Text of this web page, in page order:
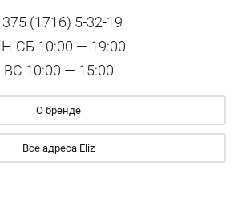
(1716) 5-32-19
СБ 10:00 — 19:00
ВС 10:00 — 15:00
О бренде
Все адреса Eliz